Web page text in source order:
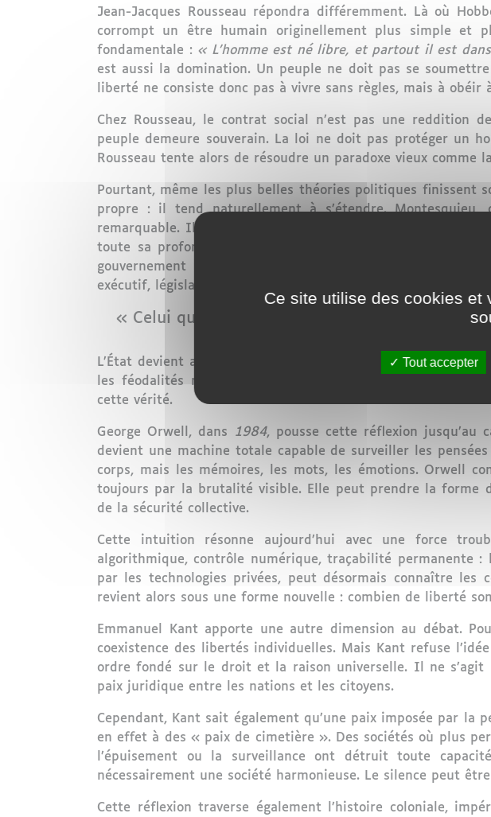
Jean-Jacques Rousseau répondra différemment. Là où
corrompt un être humain originellement plus simple et
fondamentale : « L’homme est né libre, et partout il est
est aussi la domination. Un peuple ne doit pas se
liberté ne consiste donc pas à vivre sans règles, mais à obéir
Chez Rousseau, le contrat social n’est pas une reddition
peuple demeure souverain. La loi ne doit pas protéger un
Rousseau tente alors de résoudre un paradoxe vieux
Pourtant, même les plus belles théories politiques finissent
propre : il tend naturellement à s’étendre. Montesquieu,
remarquable. Il écrit :
toute sa profondeur, constitue le cœur même des
gouvernement n’est naturellement immunisé contre la
exécutif, législatif et judiciaire doivent se limiter
« Celui qui échange sa liberté contre sa
L’État devient alors un équilibre instable entre ordre et
les féodalités modernes. Trop puissant, il étouffe
cette vérité.
George Orwell, dans 1984, pousse cette réflexion jusqu’au
devient une machine totale capable de surveiller les
corps, mais les mémoires, les mots, les émotions. Orwell
toujours par la brutalité visible. Elle peut prendre la forme
de la sécurité collective.
Cette intuition résonne aujourd’hui avec une force
algorithmique, contrôle numérique, traçabilité permanente :
par les technologies privées, peut désormais connaître les
revient alors sous une forme nouvelle : combien de liberté
Emmanuel Kant apporte une autre dimension au débat.
coexistence des libertés individuelles. Mais Kant refuse
ordre fondé sur le droit et la raison universelle. Il ne s’agit
paix juridique entre les nations et les citoyens.
Cependant, Kant sait également qu’une paix imposée par la
en effet à des « paix de cimetière ». Des sociétés où plus
l’épuisement ou la surveillance ont détruit toute
nécessairement une société harmonieuse. Le silence peut
Cette réflexion traverse également l’histoire coloniale,
Ce site utilise des cookies et
Tout accepter